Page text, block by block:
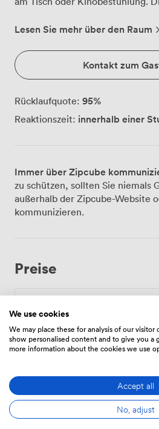
Außerdem gibt es gemütliche
kleineren Runde. Wir suchen regelmässige Mieter
tagsüber für den
Lesen Sie mehr über den Raum
Kontakt zum
Rücklaufquote: 95%
Reaktionszeit: innerhalb einer
Immer über Zipcube
zu schützen, sollten Sie niemals
außerhalb der Zipcube-Website
kommunizieren.
Preise
Zeitplan
Von16.8/Stunde
84.00000000000001/Tag
We use cookies
We may place these for analysis of our
show personalised content and to give you a
more information about the cookies we use
Accept all
No, adjust